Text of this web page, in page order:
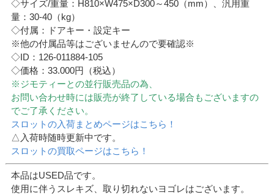
◇サイズ/重量：H810×W475×D300～450（mm）、汎用重
量：30-40（kg）
◇付属：ドアキー・設定キー
※他の付属品等はございませんので要確認※
◇ID：126-011884-105
◇価格：33.000円（税込）
※ジモティーとの並行販売品の為、
お問い合わせ時には販売が終了している場合もございますの
でご了承ください。
スロットの入荷まとめページはこちら！
△入荷時随時更新中です。
スロットの買取ページはこちら！
本品はUSED品です。
使用に伴うスレキズ、取り切れないヨゴレはございます。